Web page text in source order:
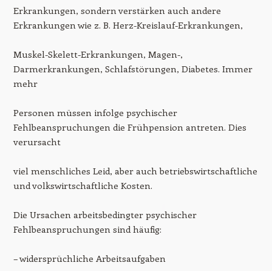
Erkrankungen, sondern verstärken auch andere
Erkrankungen wie z. B. Herz-Kreislauf-Erkrankungen,
Muskel-Skelett-Erkrankungen, Magen-,
Darmerkrankungen, Schlafstörungen, Diabetes. Immer
mehr
Personen müssen infolge psychischer
Fehlbeanspruchungen die Frühpension antreten. Dies
verursacht
viel menschliches Leid, aber auch betriebswirtschaftliche
und volkswirtschaftliche Kosten.
Die Ursachen arbeitsbedingter psychischer
Fehlbeanspruchungen sind häufig:
– widersprüchliche Arbeitsaufgaben